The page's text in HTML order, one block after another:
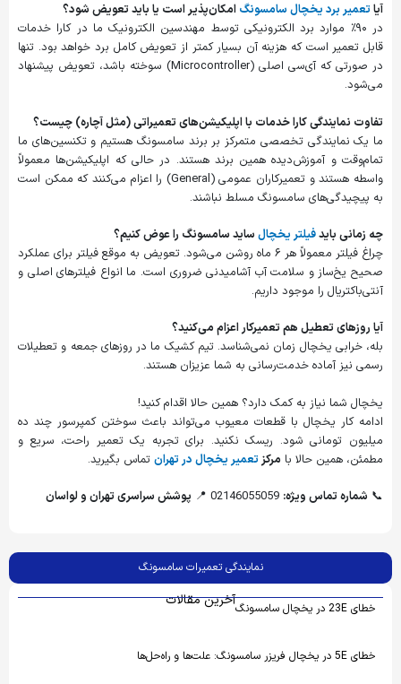
آیا تعمیر برد یخچال سامسونگ امکان‌پذیر است یا باید تعویض شود؟
در ۹۰٪ موارد برد الکترونیکی توسط مهندسین الکترونیک ما در کارا خدمات
قابل تعمیر است که هزینه آن بسیار کمتر از تعویض کامل برد خواهد بود. تنها
در صورتی که آی‌سی اصلی (Microcontroller) سوخته باشد، تعویض پیشنهاد
می‌شود.
تفاوت نمایندگی کارا خدمات با اپلیکیشن‌های تعمیراتی (مثل آچاره) چیست؟
ما یک نمایندگی تخصصی متمرکز بر برند سامسونگ هستیم و تکنسین‌های ما
تمام‌وقت و آموزش‌دیده همین برند هستند. در حالی که اپلیکیشن‌ها معمولاً
واسطه هستند و تعمیرکاران عمومی (General) را اعزام می‌کنند که ممکن است
به پیچیدگی‌های سامسونگ مسلط نباشند.
چه زمانی بایدفیلتر یخچال ساید سامسونگ را عوض کنیم؟
چراغ فیلتر معمولاً هر ۶ ماه روشن می‌شود. تعویض به موقع فیلتر برای عملکرد
صحیح یخ‌ساز و سلامت آب آشامیدنی ضروری است. ما انواع فیلترهای اصلی و
آنتی‌باکتریال را موجود داریم.
آیا روزهای تعطیل هم تعمیرکار اعزام می‌کنید؟
بله، خرابی یخچال زمان نمی‌شناسد. تیم کشیک ما در روزهای جمعه و تعطیلات
رسمی نیز آماده خدمت‌رسانی به شما عزیزان هستند.
یخچال شما نیاز به کمک دارد؟ همین حالا اقدام کنید!
ادامه کار یخچال با قطعات معیوب می‌تواند باعث سوختن کمپرسور چند ده
میلیون تومانی شود. ریسک نکنید. برای تجربه یک تعمیر راحت، سریع و
مطمئن، همین حالا با مرکز تعمیر یخچال در تهران تماس بگیرید.
📞 شماره تماس ویژه: پوشش سراسری تهران و لواسان
نمایندگی تعمیرات سامسونگ
آخرین مقالات خطای 23E در یخچال سامسونگ
خطای 5E در یخچال فریزر سامسونگ: علت‌ها و راه‌حل‌ها